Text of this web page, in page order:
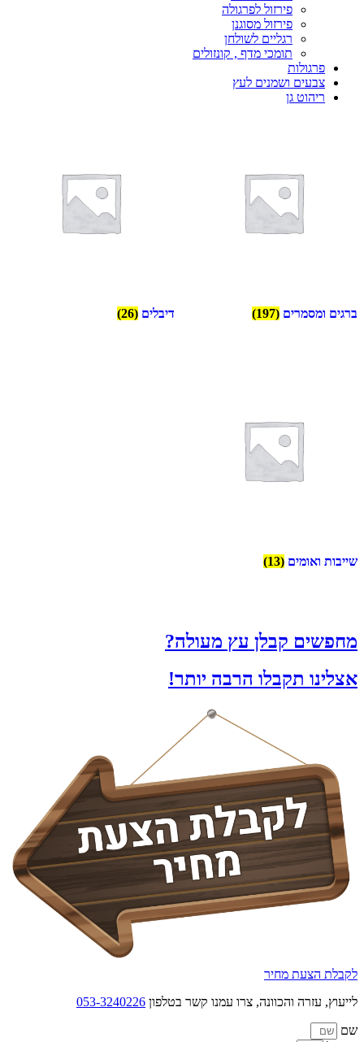
פירזול לפרגולה
פירזול מסוגנן
רגליים לשולחן
תומכי מדף , קונזולים
פרגולות
צבעים ושמנים לעץ
ריהוט גן
ברגים ומסמרים (197) דיבלים (26)
שייבות ואומים (13)
מחפשים קבלן עץ מעולה?
אצלינו תקבלו הרבה יותר!
לקבלת הצעת מחיר
לייעוץ, עזרה והכוונה, צרו עמנו קשר בטלפון 053-3240226
שם